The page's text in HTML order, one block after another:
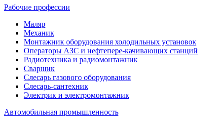
Рабочие профессии
Маляр
Механик
Монтажник оборудования холодильных установок
Операторы АЗС и нефтепере-качивающих станций
Радиотехника и радиомонтажник
Сварщик
Слесарь газового оборудования
Слесарь-сантехник
Электрик и электромонтажник
Автомобильная промышленность